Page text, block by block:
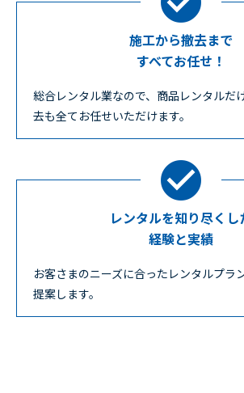
施工から撤去まで
すべてお任せ！
総合レンタル業なので、商品レンタルだ
去も全てお任せいただけます。
レンタルを知り尽くし
経験と実績
お客さまのニーズに合ったレンタルプラ
提案します。